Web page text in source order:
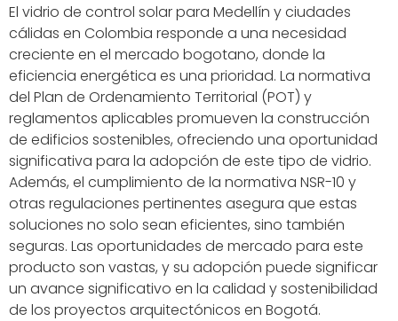
El vidrio de control solar para Medellín y ciudades
cálidas en Colombia responde a una necesidad
creciente en el mercado bogotano, donde la
eficiencia energética es una prioridad. La normativa
del Plan de Ordenamiento Territorial (POT) y
reglamentos aplicables promueven la construcción
de edificios sostenibles, ofreciendo una oportunidad
significativa para la adopción de este tipo de vidrio.
Además, el cumplimiento de la normativa NSR-10 y
otras regulaciones pertinentes asegura que estas
soluciones no solo sean eficientes, sino también
seguras. Las oportunidades de mercado para este
producto son vastas, y su adopción puede significar
un avance significativo en la calidad y sostenibilidad
de los proyectos arquitectónicos en Bogotá.